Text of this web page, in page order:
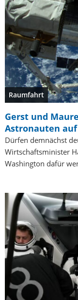
Raumfahrt
Gerst und
Astronauten
Dürfen demnächst
Wirtschaftsminister
Washington dafür